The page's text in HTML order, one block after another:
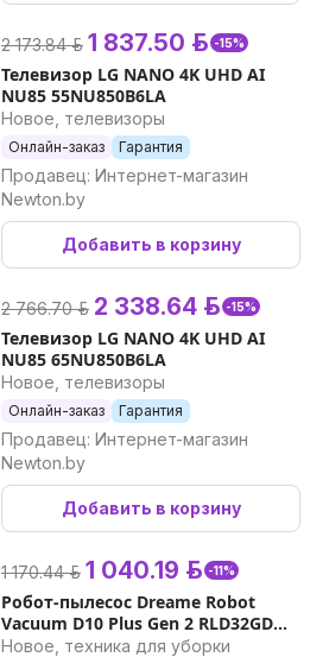
2 173.84 р. 1 837.50 р. -15%
Телевизор LG NANO 4K UHD AI
NU85 55NU850B6LA
Новое, телевизоры
Онлайн-заказ Гарантия
Продавец: Интернет-магазин
Newton.by
Добавить в корзину
2 766.70 р. 2 338.64 р. -15%
Телевизор LG NANO 4K UHD AI
NU85 65NU850B6LA
Новое, телевизоры
Онлайн-заказ Гарантия
Продавец: Интернет-магазин
Newton.by
Добавить в корзину
1 170.44 р. 1 040.19 р. -11%
Робот-пылесос Dreame Robot
Vacuum D10 Plus Gen 2 RLD32GD
(международная версия)
Новое, техника для уборки